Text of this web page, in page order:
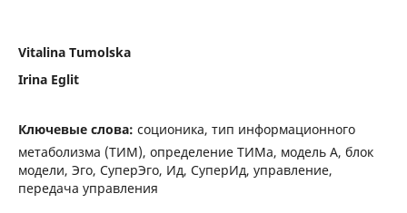
Vitalina Tumolska
Irina Eglit
Ключевые слова: соционика, тип информационного
метаболизма (ТИМ), определение ТИМа, модель А, блок
модели, Эго, СуперЭго, Ид, СуперИд, управление,
передача управления